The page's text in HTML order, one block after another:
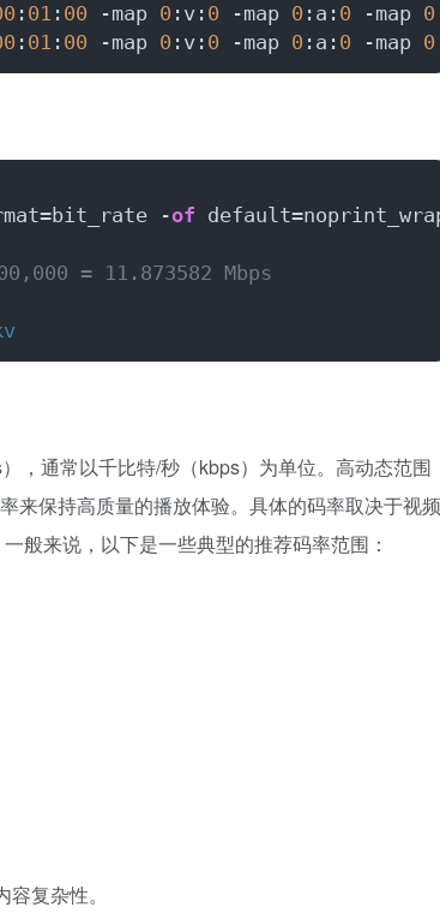
: 01 : 00 -map 0 :v: 0 -map 0 :a: 0 -map 0
: 01 : 00 -map 0 :v: 0 -map 0 :a: 0 -map 0
-of
= 11.873582 Mbps
，通常以千比特/秒（kbps）为单位。高动态范围
来保持高质量的播放体验。具体的码率取决于视频
般来说，以下是一些典型的推荐码率范围：
复杂性。